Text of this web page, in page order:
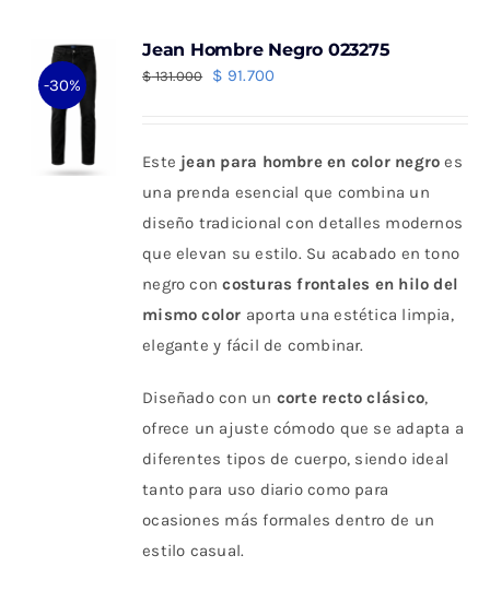
-30%
Jean Hombre Negro 023275
$131.000
El
era:
$ 131.000.
$ 91.700
es:
$ 91.700.
Este jean para hombre en color negro es
una prenda esencial que combina un
diseño tradicional con detalles modernos
que elevan su estilo. Su acabado en tono
negro concosturas frontales en hilo del
mismo color aporta una estética limpia,
elegante y fácil de combinar.
Diseñado con un corte recto clásico,
ofrece un ajuste cómodo que se adapta a
diferentes tipos de cuerpo, siendo ideal
tanto para uso diario como para
ocasiones más formales dentro de un
estilo casual.